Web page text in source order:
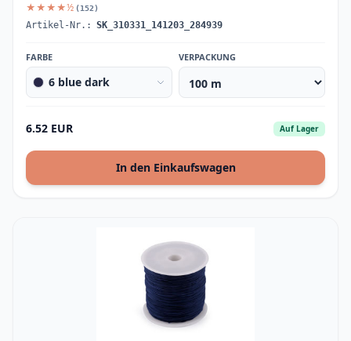
★★★★½ (152)
Artikel-Nr.: SK_310331_141203_284939
FARBE
6 blue dark
VERPACKUNG
6.52 EUR Auf Lager
In den Einkaufswagen